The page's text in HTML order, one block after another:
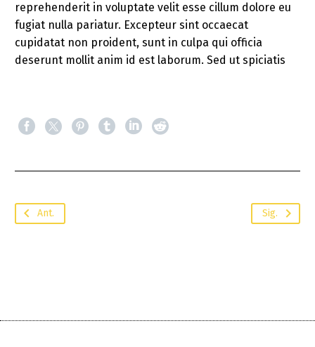
reprehenderit in voluptate velit esse cillum dolore eu
fugiat nulla pariatur. Excepteur sint occaecat
cupidatat non proident, sunt in culpa qui officia
deserunt mollit anim id est laborum. Sed ut spiciatis
Ant. Sig.